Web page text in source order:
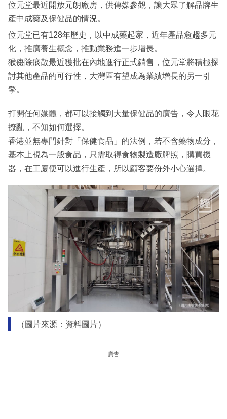
區
位元堂最近開放元朗廠房，供傳媒參觀，讓大眾了解品牌生
產中成藥及保健品的情況。
位元堂已有128年歷史，以中成藥起家，近年產品愈趨多元
化，推廣養生概念，推動業務進一步增長。
猴棗除痰散最近獲批在內地進行正式銷售，位元堂將積極探
討其他產品的可行性，大灣區有望成為業績增長的另一引
擎。
打開任何媒體，都可以接觸到大量保健品的廣告，令人眼花
撩亂，不知如何選擇。
香港並無專門針對「保健食品」的法例，若不含藥物成分，
基本上視為一般食品，只需取得食物製造廠牌照，購買機
器，在工廈便可以進行生產，所以顧客要份外小心選擇。
（圖片來源：資料圖片）
廣告